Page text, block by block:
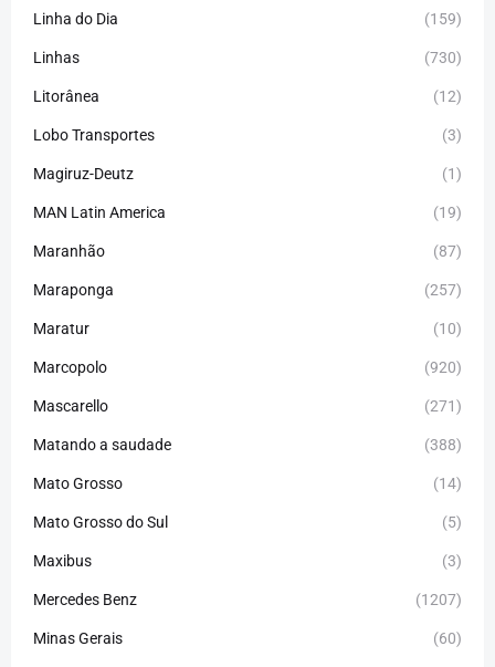
Linha do Dia (159)
Linhas (730)
Litorânea (12)
Lobo Transportes (3)
Magiruz-Deutz (1)
MAN Latin America (19)
Maranhão (87)
Maraponga (257)
Maratur (10)
Marcopolo (920)
Mascarello (271)
Matando a saudade (388)
Mato Grosso (14)
Mato Grosso do Sul (5)
Maxibus (3)
Mercedes Benz (1207)
Minas Gerais (60)